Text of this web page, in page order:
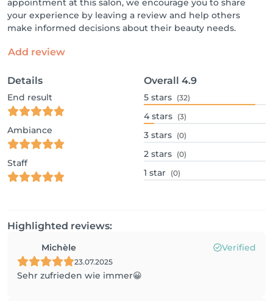
appointment at this salon, we encourage you to share
your experience by leaving a review and help others
make informed decisions about their beauty needs.
Add review
Details
End result
Ambiance
Staff
Overall 4.9
5 stars (32)
4 stars (3)
3 stars (0)
2 stars (0)
1 star (0)
Highlighted reviews:
Michèle Verified
23.07.2025
Sehr zufrieden wie immer😀